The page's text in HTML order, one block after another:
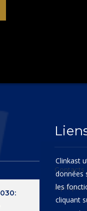
Contacts
A propos
Clinkast
données
les
cliquant